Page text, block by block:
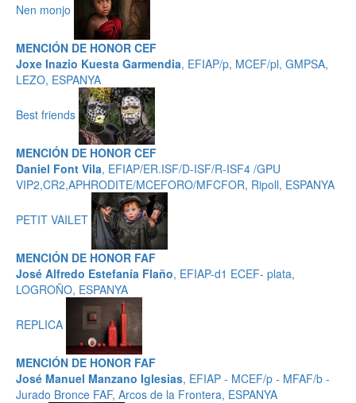
Nen monjo
MENCIÓN DE HONOR CEF
Joxe Inazio Kuesta Garmendia, EFIAP/p, MCEF/pl, GMPSA,
LEZO, ESPANYA
Best friends
MENCIÓN DE HONOR CEF
Daniel Font Vila, EFIAP/ER.ISF/D-ISF/R-ISF4 /GPU
VIP2,CR2,APHRODITE/MCEFORO/MFCFOR, Ripoll, ESPANYA
PETIT VAILET
MENCIÓN DE HONOR FAF
José Alfredo Estefanía Flaño, EFIAP-d1 ECEF- plata,
LOGROÑO, ESPANYA
REPLICA
MENCIÓN DE HONOR FAF
José Manuel Manzano Iglesias, EFIAP - MCEF/p - MFAF/b -
Jurado Bronce FAF, Arcos de la Frontera, ESPANYA